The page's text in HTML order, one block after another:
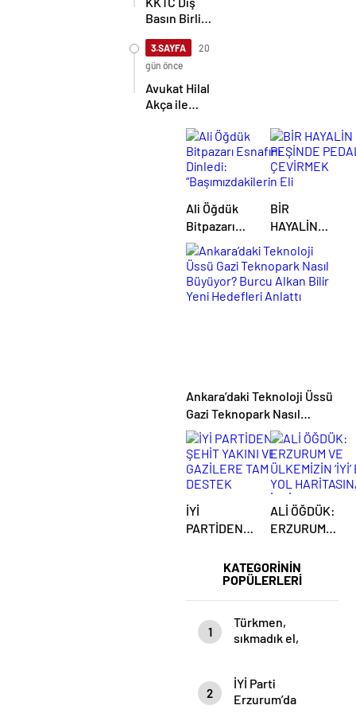
Basın Birliği,
TDGF
arasında İş
Birliği
protokolü
imzalandı
3.SAYFA
20
gün önce
Avukat Hilal
Akça ile
Albayrak
dünya evine
KATEGORİNİN
POPÜLERLERİ
1
Türkmen,
sıkmadık el,
2
İYİ Parti
Erzurum’da
Ali Öğdük
Bitpazarı
Esnafını
Dinledi:
“Başımızdakilerin
Eli Her Daim
BİR
HAYALİN
PEŞİNDE
PEDAL
ÇEVİRMEK
Ankara’daki Teknoloji Üssü
Gazi Teknopark Nasıl
Büyüyor? Burcu Alkan Bilir
Yeni Hedefleri Anlattı
İYİ
PARTİDEN
YAKINI VE
GAZİLERE
TAM
ALİ ÖĞDÜK:
ERZURUM
ÜLKEMİZİN
‘İYİ’ BİR YOL
HARİTASINA
VAR